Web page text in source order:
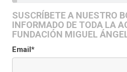
SUSCRÍBETE A NUESTRO
INFORMADO DE TODA LA
FUNDACIÓN MIGUEL
Email*